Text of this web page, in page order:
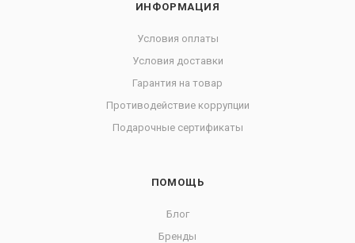
ИНФОРМАЦИЯ
Условия оплаты
Условия доставки
Гарантия на товар
Противодействие коррупции
Подарочные сертификаты
ПОМОЩЬ
Блог
Бренды